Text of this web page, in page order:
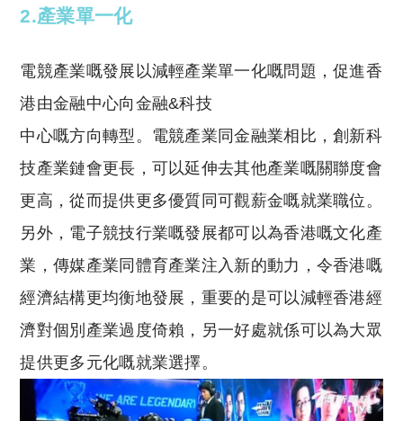
2.產業單一化
電競產業嘅發展以減輕產業單一化嘅問題，促進香
港由金融中心向金融&科技
中心嘅方向轉型。電競產業同金融業相比，創新科
技產業鏈會更長，可以延伸去其他產業嘅關聯度會
更高，從而提供更多優質同可觀薪金嘅就業職位。
另外，電子競技行業嘅發展都可以為香港嘅文化產
業，傳媒產業同體育產業注入新的動力，令香港嘅
經濟結構更均衡地發展，重要的是可以減輕香港經
濟對個別產業過度倚賴，另一好處就係可以為大眾
提供更多元化嘅就業選擇。